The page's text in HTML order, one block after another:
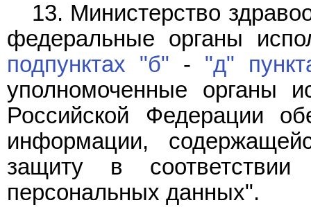
13. Министерство
федеральные органы
подпунктах "б" - "д"
уполномоченные органы
Российской Федерации
информации,
защиту в
персональных данных".